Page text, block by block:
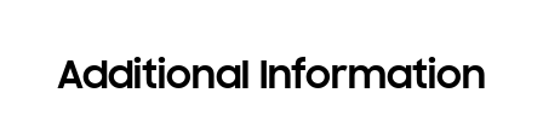
Additional Information